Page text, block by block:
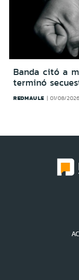
Banda citó a
terminó
REDMAULE 01/08/2026